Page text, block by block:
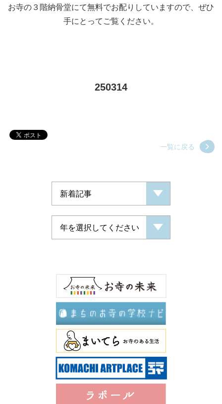
お寺の３階納骨堂にて無料でお配りしていますので、ぜひ
手にとってご覧ください。
250314
一覧に戻る